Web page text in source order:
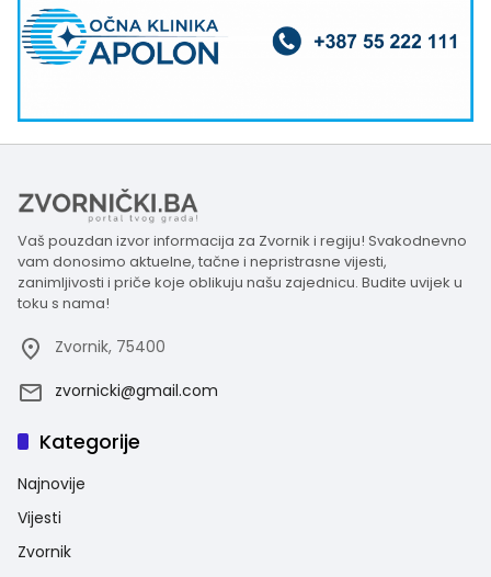
Vaš pouzdan izvor informacija za Zvornik i regiju! Svakodnevno
vam donosimo aktuelne, tačne i nepristrasne vijesti,
zanimljivosti i priče koje oblikuju našu zajednicu. Budite uvijek u
toku s nama!
Zvornik, 75400
zvornicki@gmail.com
Kategorije
Najnovije
Vijesti
Zvornik